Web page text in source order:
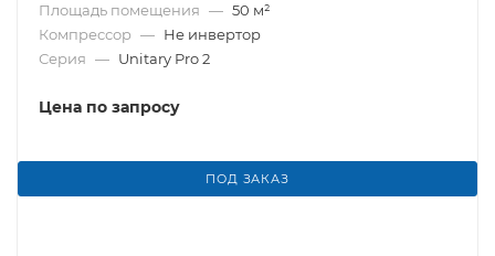
Площадь помещения — 50 м²
Компрессор — Не инвертор
Серия — Unitary Pro 2
Цена по запросу
ПОД ЗАКАЗ